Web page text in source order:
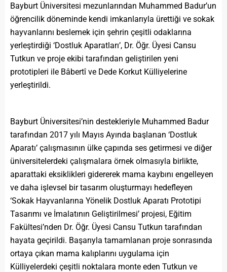
Bayburt Üniversitesi mezunlarından Muhammed Badur’un
öğrencilik döneminde kendi imkanlarıyla ürettiği ve sokak
hayvanlarını beslemek için şehrin çeşitli odaklarına
yerleştirdiği ‘Dostluk Aparatları’, Dr. Öğr. Üyesi Cansu
Tutkun ve proje ekibi tarafından geliştirilen yeni
prototipleri ile Bâbertî ve Dede Korkut Külliyelerine
yerleştirildi.
Bayburt Üniversitesi’nin destekleriyle Muhammed Badur
tarafından 2017 yılı Mayıs Ayında başlanan ‘Dostluk
Aparatı’ çalışmasının ülke çapında ses getirmesi ve diğer
üniversitelerdeki çalışmalara örnek olmasıyla birlikte,
aparattaki eksiklikleri gidererek mama kaybını engelleyen
ve daha işlevsel bir tasarım oluşturmayı hedefleyen
‘Sokak Hayvanlarına Yönelik Dostluk Aparatı Prototipi
Tasarımı ve İmalatının Geliştirilmesi’ projesi, Eğitim
Fakültesi’nden Dr. Öğr. Üyesi Cansu Tutkun tarafından
hayata geçirildi. Başarıyla tamamlanan proje sonrasında
ortaya çıkan mama kalıplarını uygulama için
Külliyelerdeki çeşitli noktalara monte eden Tutkun ve